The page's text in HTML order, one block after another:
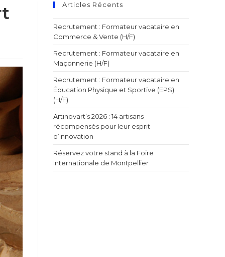
Articles Récents
Recrutement : Formateur vacataire en
Commerce & Vente (H/F)
Recrutement : Formateur vacataire en
Maçonnerie (H/F)
Recrutement : Formateur vacataire en
Éducation Physique et Sportive (EPS)
(H/F)
Artinovart’s 2026 : 14 artisans
récompensés pour leur esprit
d’innovation
Réservez votre stand à la Foire
Internationale de Montpellier